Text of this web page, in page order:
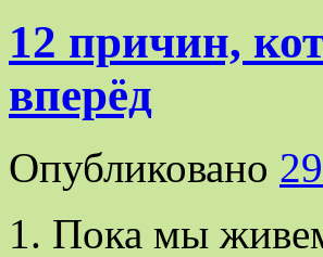
12 причин,
вперёд
Опубликовано
1. Пока мы